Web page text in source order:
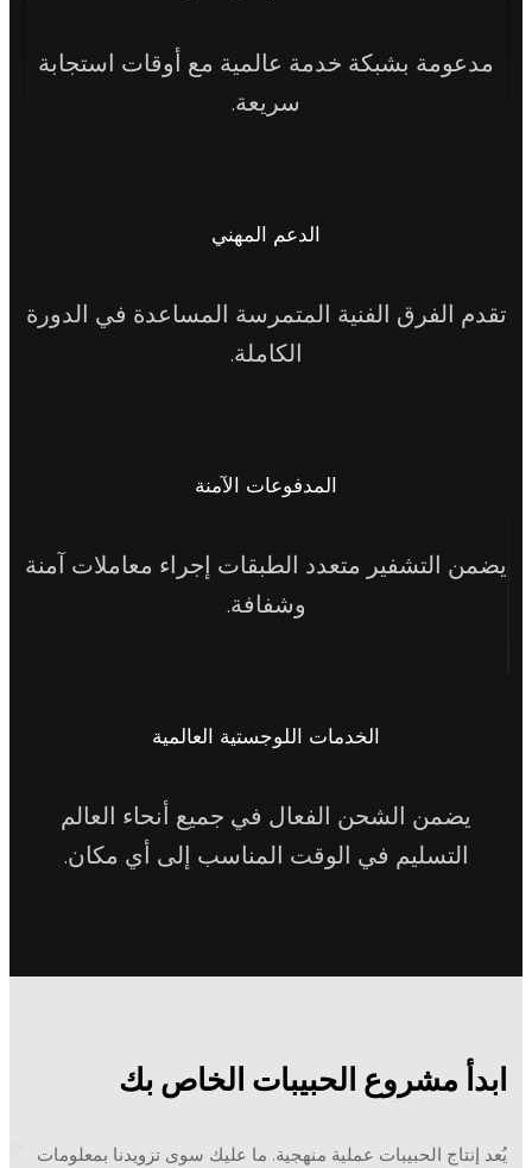
مدعومة بشبكة خدمة عالمية مع أوقات استجابة
سريعة.
الدعم المهني
تقدم الفرق الفنية المتمرسة المساعدة في الدورة
الكاملة.
المدفوعات الآمنة
يضمن التشفير متعدد الطبقات إجراء معاملات آمنة
وشفافة.
الخدمات اللوجستية العالمية
يضمن الشحن الفعال في جميع أنحاء العالم
التسليم في الوقت المناسب إلى أي مكان.
ابدأ مشروع الحبيبات الخاص بك
يُعد إنتاج الحبيبات عملية منهجية. ما عليك سوى تزويدنا بمعلومات